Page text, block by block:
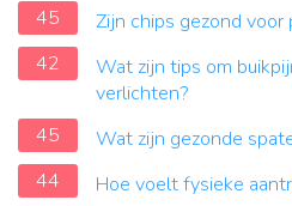
45
Zijn chips gezond voor
42
Wat zijn tips om
verlichten?
45
Wat zijn gezonde
44
Hoe voelt fysieke